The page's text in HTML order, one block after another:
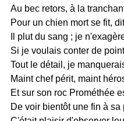
Au bec retors, à la
Pour un chien mort se fit,
Il plut du sang ; je
Si je voulais conter de
Tout le détail, je
Maint chef périt, maint
Et sur son roc Prométhée
De voir bientôt une fin à sa